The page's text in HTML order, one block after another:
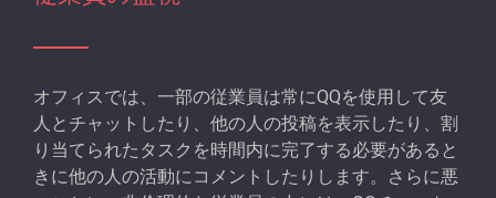
オフィスでは、一部の従業員は常にQQを使用して友
人とチャットしたり、他の人の投稿を表示したり、割
り当てられたタスクを時間内に完了する必要があると
きに他の人の活動にコメントしたりします。さらに悪